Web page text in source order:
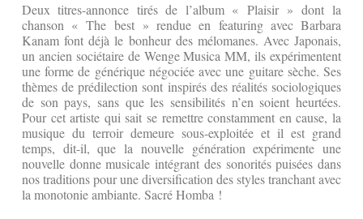
Deux titres-annonce tirés de l’album « Plaisir » dont la
chanson « The best » rendue en featuring avec Barbara
Kanam font déjà le bonheur des mélomanes. Avec Japonais,
un ancien sociétaire de Wenge Musica MM, ils expérimentent
une forme de générique négociée avec une guitare sèche. Ses
thèmes de prédilection sont inspirés des réalités sociologiques
de son pays, sans que les sensibilités n’en soient heurtées.
Pour cet artiste qui sait se remettre constamment en cause, la
musique du terroir demeure sous-exploitée et il est grand
temps, dit-il, que la nouvelle génération expérimente une
nouvelle donne musicale intégrant des sonorités puisées dans
nos traditions pour une diversification des styles tranchant avec
la monotonie ambiante. Sacré Homba !